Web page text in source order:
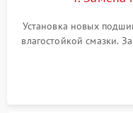
Установка новых
влагостойкой смазки.
или